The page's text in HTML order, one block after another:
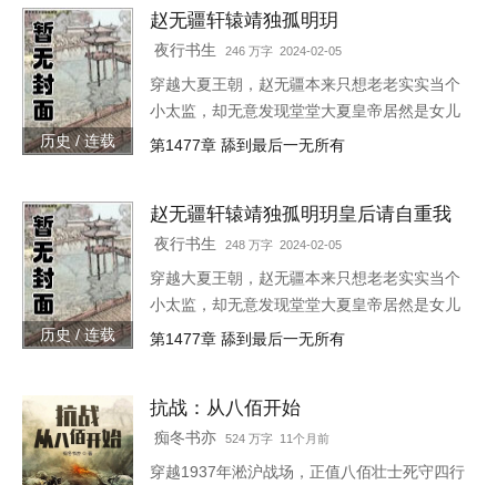
历史 / 连载
赵无疆轩辕靖独孤明玥
夜行书生 246 万字 2024-02-05
穿越大夏王朝，赵无疆本来只想老老实实当个
小太监，却无意发现堂堂大夏皇帝居然是女儿
身！“大胆奴才，竟然还没净身，朕诛你九
“陛下，本宫来侍寝。”女皇帝情急之下连忙吹
灭灯火，“小赵子，你替朕伺候皇后，以后便是
朕的心腹！”
第1477章 舔到最后一无所有
历史 / 连载
赵无疆轩辕靖独孤明玥皇后请自重我
真不想代替陛下呀最新章节在线
夜行书生 248 万字 2024-02-05
穿越大夏王朝，赵无疆本来只想老老实实当个
小太监，却无意发现堂堂大夏皇帝居然是女儿
身！“大胆奴才，竟然还没净身，朕诛你九
“陛下，本宫来侍寝。”女皇帝情急之下连忙吹
灭灯火，“小赵子，你替朕伺候皇后，以后便是
朕的心腹！”
第1477章 舔到最后一无所有
抗战：从八佰开始
痴冬书亦 524 万字 11个月前
穿越1937年淞沪战场，正值八佰壮士死守四行